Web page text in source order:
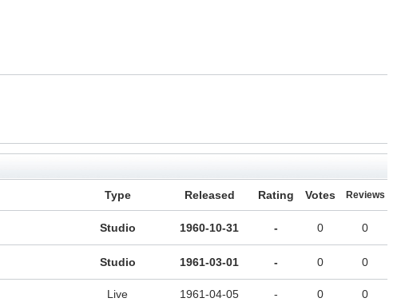
Type Released Rating Votes Reviews
Studio 1960-10-31 - 0 0
Studio 1961-03-01 - 0 0
Live 1961-04-05 - 0 0